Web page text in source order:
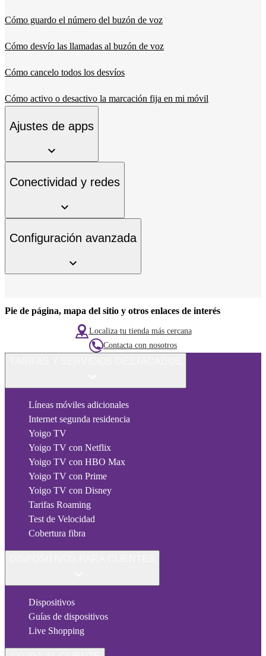
Cómo guardo el número del buzón de voz
Cómo desvío las llamadas al buzón de voz
Cómo cancelo todos los desvíos
Cómo activo o desactivo la marcación fija en mi móvil
Ajustes de apps
Conectividad y redes
Configuración avanzada
Pie de página, mapa del sitio y otros enlaces de interés
Localiza tu tienda más cercana
Contacta con nosotros
Líneas móviles adicionales
Internet segunda residencia
Yoigo TV
Yoigo TV con Netflix
Yoigo TV con HBO Max
Yoigo TV con Prime
Yoigo TV con Disney
Tarifas Roaming
Test de Velocidad
Cobertura fibra
Dispositivos
Guías de dispositivos
Live Shopping